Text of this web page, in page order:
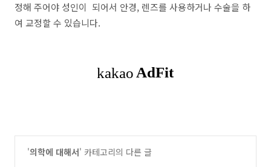
정해 주어야 성인이 되어서 안경, 렌즈를 사용하거나 수술을 하
여 교정할 수 있습니다.
'의학에 대해서' 카테고리의 다른 글